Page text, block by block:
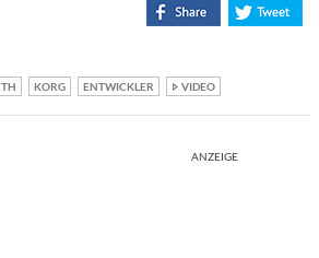
KORG ENTWICKLER VIDEO
ANZEIGE